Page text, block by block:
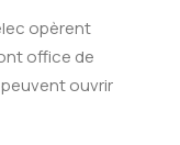
opèrent
office de
ouvrir